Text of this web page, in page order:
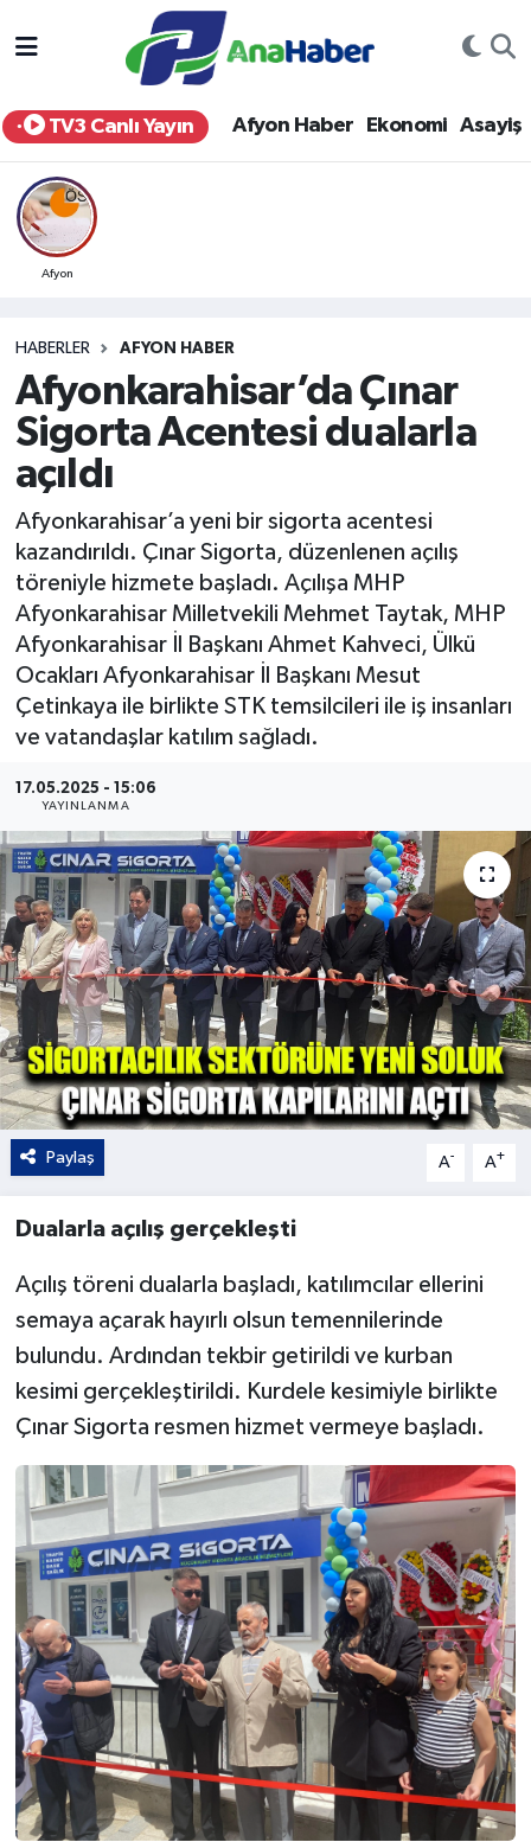
TV3 Canlı Yayın Afyon Haber Ekonomi Asayiş
Afyon
HABERLER AFYON HABER
Afyonkarahisar’da Çınar
Sigorta Acentesi dualarla
açıldı
Afyonkarahisar’a yeni bir sigorta acentesi
kazandırıldı. Çınar Sigorta, düzenlenen açılış
töreniyle hizmete başladı. Açılışa MHP
Afyonkarahisar Milletvekili Mehmet Taytak, MHP
Afyonkarahisar İl Başkanı Ahmet Kahveci, Ülkü
Ocakları Afyonkarahisar İl Başkanı Mesut
Çetinkaya ile birlikte STK temsilcileri ile iş insanları
ve vatandaşlar katılım sağladı.
17.05.2025 - 15:06
YAYINLANMA
Paylaş A- A+
Dualarla açılış gerçekleşti
Açılış töreni dualarla başladı, katılımcılar ellerini
semaya açarak hayırlı olsun temennilerinde
bulundu. Ardından tekbir getirildi ve kurban
kesimi gerçekleştirildi. Kurdele kesimiyle birlikte
Çınar Sigorta resmen hizmet vermeye başladı.
Yurt Haber
Afyon Haber
Ekonomi
Siyaset
Eğitim
Sağlık
Teknoloji
Kültür - Sanat
Yaşam
Afyonkarahisar Nöbetçi Eczaneler
Afyonkarahisar Hava Durumu
Afyonkarahisar Namaz Vakitleri
Afyonkarahisar Trafik Yoğunluk Haritası
Tüm Manşetler
Son Dakika Haberleri
Haber Arşivi